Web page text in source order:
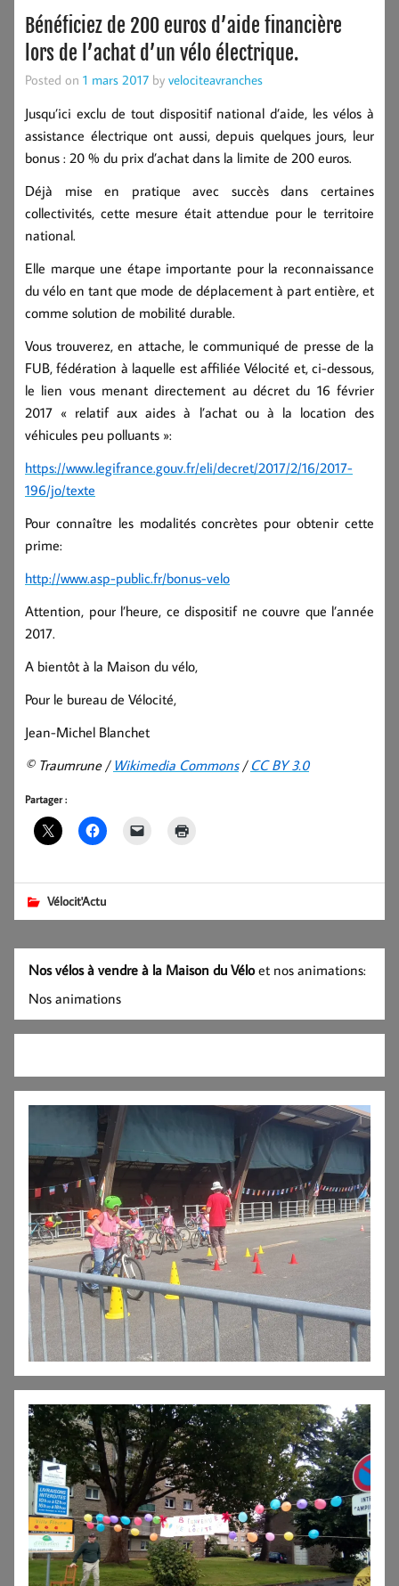
Bénéficiez de 200 euros d’aide financière
lors de l’achat d’un vélo électrique.
Posted on 1 mars 2017 by velociteavranches
Jusqu’ici exclu de tout dispositif national d’aide, les vélos à
assistance électrique ont aussi, depuis quelques jours, leur
bonus : 20 % du prix d’achat dans la limite de 200 euros.
Déjà mise en pratique avec succès dans certaines
collectivités, cette mesure était attendue pour le territoire
national.
Elle marque une étape importante pour la reconnaissance
du vélo en tant que mode de déplacement à part entière, et
comme solution de mobilité durable.
Vous trouverez, en attache, le communiqué de presse de la
FUB, fédération à laquelle est affiliée Vélocité et, ci-dessous,
le lien vous menant directement au décret du 16 février
2017 « relatif aux aides à l’achat ou à la location des
véhicules peu polluants »:
https://www.legifrance.gouv.fr/eli/decret/2017/2/16/2017-
196/jo/texte
Pour connaître les modalités concrètes pour obtenir cette
prime:
http://www.asp-public.fr/bonus-velo
Attention, pour l’heure, ce dispositif ne couvre que l’année
2017.
A bientôt à la Maison du vélo,
Pour le bureau de Vélocité,
Jean-Michel Blanchet
© Traumrune / Wikimedia Commons/CC BY 3.0
Partager :
Vélocit'Actu
Nos vélos à vendre à la Maison du Véloet nos animations:
Nos animations